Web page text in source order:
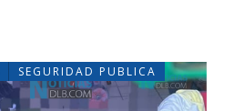
SEGURIDAD PUBLICA